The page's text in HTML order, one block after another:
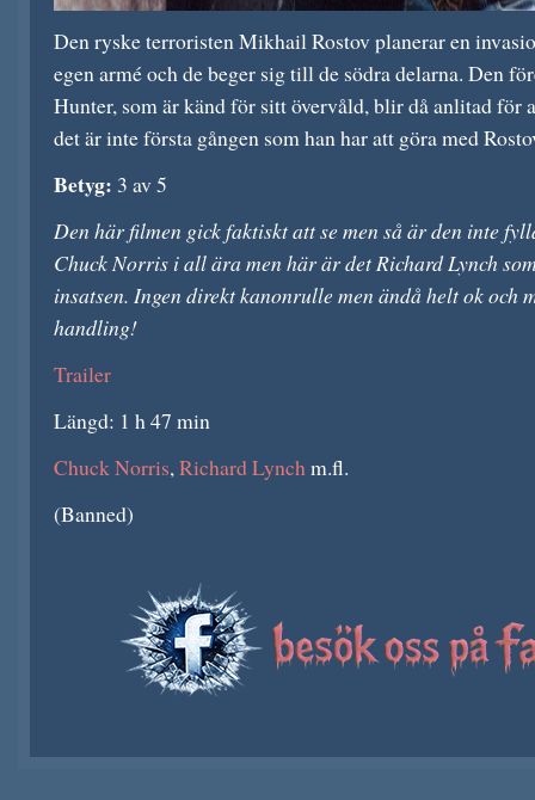
Den ryske terroristen Mikhail Rostov planerar en
egen armé och de beger sig till de södra delarna. Den
Hunter, som är känd för sitt övervåld, blir då anlitad för
det är inte första gången som han har att göra med
Betyg: 3 av 5
Den här filmen gick faktiskt att se men så är den inte
Chuck Norris i all ära men här är det Richard Lynch
insatsen. Ingen direkt kanonrulle men ändå helt ok och
handling!
Trailer
Längd: 1 h 47 min
Chuck Norris,Richard Lynchm.fl.
(Banned)